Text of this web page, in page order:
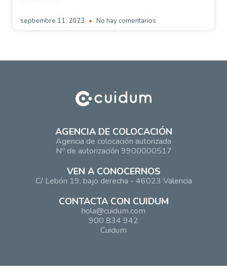
septiembre 11, 2023 No hay comentarios
AGENCIA DE COLOCACIÓN
Agencia de colocación autorizada
Nº de autorización 9900000517
VEN A CONOCERNOS
C/ Lebón 19, bajo derecha - 46023 Valencia
CONTACTA CON CUIDUM
hola@cuidum.com
900 834 942
Cuidum